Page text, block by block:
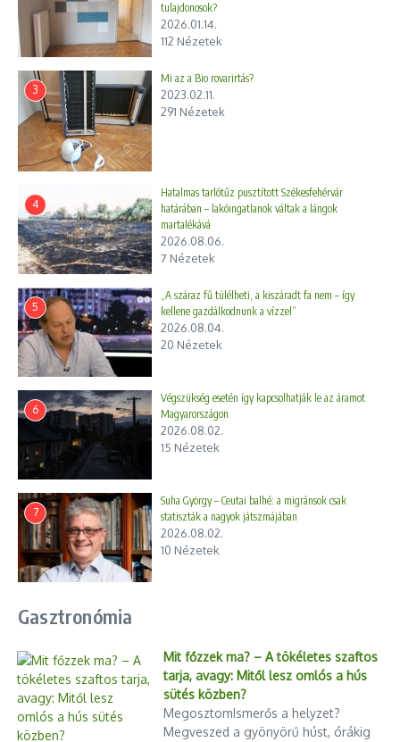
tulajdonosok?
2026.01.14.
112 Nézetek
3
Mi az a Bio rovarirtás?
2023.02.11.
291 Nézetek
4
Hatalmas tarlótűz pusztított Székesfehérvár
határában – lakóingatlanok váltak a lángok
martalékává
2026.08.06.
7 Nézetek
5
„A száraz fű túlélheti, a kiszáradt fa nem – így
kellene gazdálkodnunk a vízzel”
2026.08.04.
20 Nézetek
6
Végszükség esetén így kapcsolhatják le az áramot
Magyarországon
2026.08.02.
15 Nézetek
7
Suha György – Ceutai balhé: a migránsok csak
statiszták a nagyok játszmájában
2026.08.02.
10 Nézetek
Gasztronómia
Mit főzzek ma? – A tökéletes szaftos
tarja, avagy: Mitől lesz omlós a hús
sütés közben?
MegosztomIsmerős a helyzet?
Megveszed a gyönyörű húst, órákig